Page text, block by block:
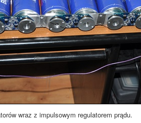
wraz z impulsowym regulatorem prądu.